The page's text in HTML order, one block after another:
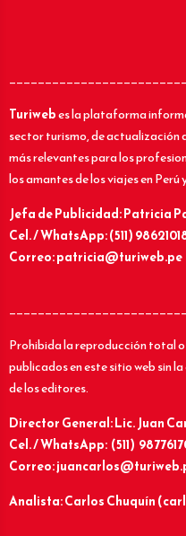
Turiwebes la plataforma
sector turismo, de actualización
más relevantes para los
los amantes de los viajes en Perú
Jefa de Publicidad: Patricia
Cel. / WhatsApp: (511)
Correo: patricia@turiweb.pe
Prohibida la reproducción total
publicados en este sitio web sin
de los editores.
Director General: Lic.Juan
Cel. / WhatsApp: (511)
Correo:
Analista: Carlos Chuquín